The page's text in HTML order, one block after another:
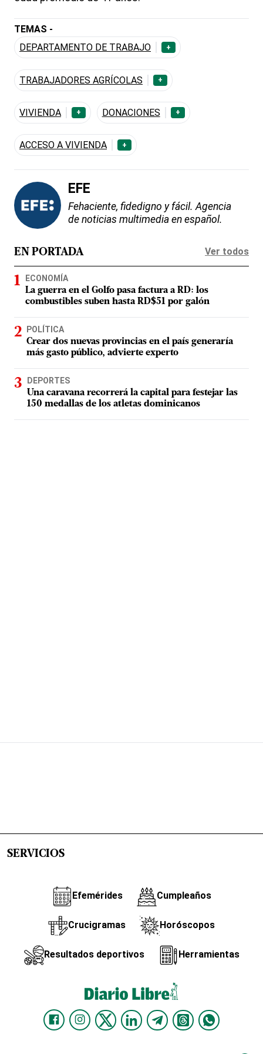
TEMAS -
DEPARTAMENTO DE TRABAJO
+
TRABAJADORES AGRÍCOLAS +
VIVIENDA + DONACIONES +
ACCESO A VIVIENDA +
EFE
Fehaciente, fidedigno y fácil. Agencia
de noticias multimedia en español.
EN PORTADA Ver todos
ECONOMÍA
La guerra en el Golfo pasa factura a RD: los
combustibles suben hasta RD$51 por galón
POLÍTICA
Crear dos nuevas provincias en el país generaría
más gasto público, advierte experto
DEPORTES
Una caravana recorrerá la capital para festejar las
150 medallas de los atletas dominicanos
SERVICIOS
Efemérides Cumpleaños
Crucigramas Horóscopos
Resultados deportivos Herramientas